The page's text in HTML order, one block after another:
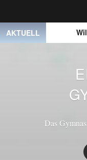
AKTUELL
● ● ●
Das